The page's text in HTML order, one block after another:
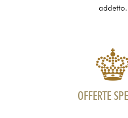
addetto.
OFFERTE